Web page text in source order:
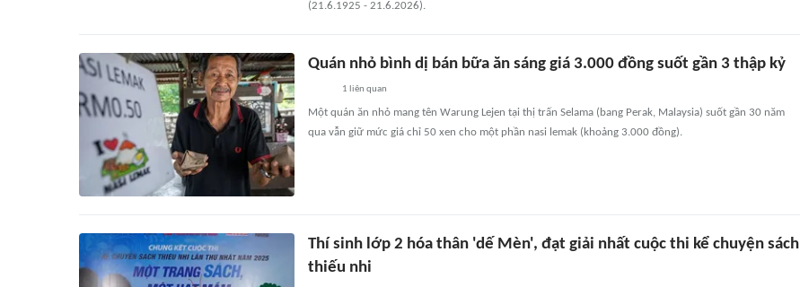
(21.6.1925 - 21.6.2026).
Quán nhỏ bình dị bán bữa ăn sáng giá 3.000 đồng suốt gần 3 thập kỷ
1 liên quan
Một quán ăn nhỏ mang tên Warung Lejen tại thị trấn Selama (bang Perak, Malaysia) suốt gần 30 năm
qua vẫn giữ mức giá chỉ 50 xen cho một phần nasi lemak (khoảng 3.000 đồng).
Thí sinh lớp 2 hóa thân 'dế Mèn', đạt giải nhất cuộc thi kể chuyện sách
thiếu nhi